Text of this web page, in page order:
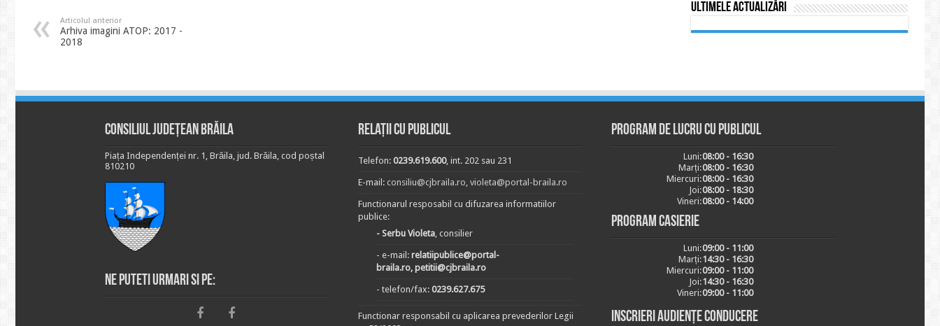
Articolul anterior
Arhiva imagini ATOP: 2017 -
2018
Ultimele actualizări
Consiliul Județean Brăila
Piața Independenței nr. 1, Brăila, jud. Brăila, cod poștal
810210
Ne puteti urmari si pe:
Relații cu publicul
Telefon: 0239.619.600, int. 202 sau 231
E-mail: consiliu@cjbraila.ro violeta@portal-braila.ro
Functionarul resposabil cu difuzarea informatiilor
publice:
- Serbu Violeta, consilier
- e-mail: relatiipublice@portal-
braila.ro, petitii@cjbraila.ro
- telefon/fax: 0239.627.675
Functionar responsabil cu aplicarea prevederilor Legii
Program de lucru cu publicul
Luni:08:00 - 16:30
Marți:08:00 - 16:30
Miercuri:08:00 - 16:30
Joi:08:00 - 18:30
Vineri:08:00 - 14:00
Program casierie
Luni:09:00 - 11:00
Marți:14:30 - 16:30
Miercuri:09:00 - 11:00
Joi:14:30 - 16:30
Vineri:09:00 - 11:00
Inscrieri audiențe conducere